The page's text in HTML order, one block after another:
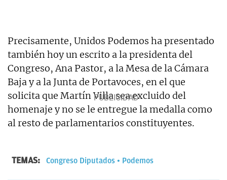
Precisamente, Unidos Podemos ha presentado
también hoy un escrito a la presidenta del
Congreso, Ana Pastor, a la Mesa de la Cámara
Baja y a la Junta de Portavoces, en el que
solicita que Martín Villa sea excluido del
homenaje y no se le entregue la medalla como
al resto de parlamentarios constituyentes.
TEMAS: Congreso Diputados Podemos